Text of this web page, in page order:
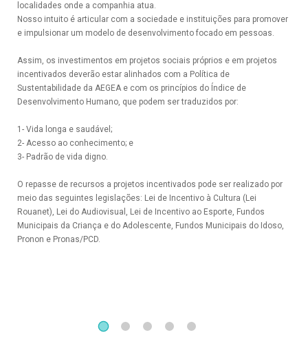
localidades onde a companhia atua.
Nosso intuito é articular com a sociedade e instituições para promover
e impulsionar um modelo de desenvolvimento focado em pessoas.
Assim, os investimentos em projetos sociais próprios e em projetos
incentivados deverão estar alinhados com a Política de
Sustentabilidade da AEGEA e com os princípios do Índice de
Desenvolvimento Humano, que podem ser traduzidos por:
1- Vida longa e saudável;
2- Acesso ao conhecimento; e
3- Padrão de vida digno.
O repasse de recursos a projetos incentivados pode ser realizado por
meio das seguintes legislações: Lei de Incentivo à Cultura (Lei
Rouanet), Lei do Audiovisual, Lei de Incentivo ao Esporte, Fundos
Municipais da Criança e do Adolescente, Fundos Municipais do Idoso,
Pronon e Pronas/PCD.